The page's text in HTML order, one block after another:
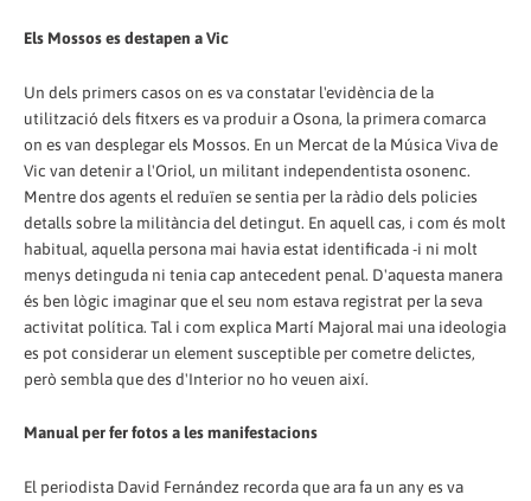
Els Mossos es destapen a Vic
Un dels primers casos on es va constatar l'evidència de la
utilització dels fitxers es va produir a Osona, la primera comarca
on es van desplegar els Mossos. En un Mercat de la Música Viva de
Vic van detenir a l'Oriol, un militant independentista osonenc.
Mentre dos agents el reduïen se sentia per la ràdio dels policies
detalls sobre la militància del detingut. En aquell cas, i com és molt
habitual, aquella persona mai havia estat identificada -i ni molt
menys detinguda ni tenia cap antecedent penal. D'aquesta manera
és ben lògic imaginar que el seu nom estava registrat per la seva
activitat política. Tal i com explica Martí Majoral mai una ideologia
es pot considerar un element susceptible per cometre delictes,
però sembla que des d'Interior no ho veuen així.
Manual per fer fotos a les manifestacions
El periodista David Fernández recorda que ara fa un any es va